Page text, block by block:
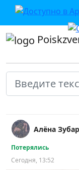
Алёна
Потерялись
Сегодня, 13:52